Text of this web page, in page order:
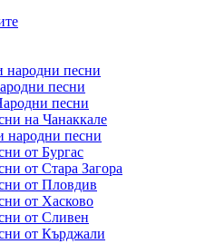
народни песни
песни
песни
на Чанаккале
народни песни
от Бургас
от Стара Загора
от Пловдив
от Хасково
от Сливен
от Кърджали